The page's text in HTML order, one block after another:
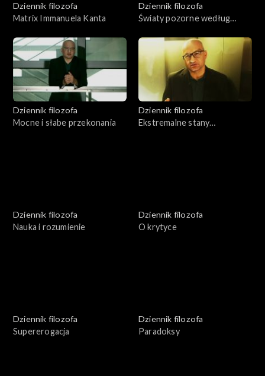
Dziennik filozofa
Matrix Immanuela Kanta
Dziennik filozofa
Światy pozorne według
Dziennik filozofa
Mocne i słabe przekonania
Dziennik filozofa
Ekstremalne stany
Dziennik filozofa
Nauka i rozumienie
Dziennik filozofa
O krytyce
Dziennik filozofa
Supererogacja
Dziennik filozofa
Paradoksy